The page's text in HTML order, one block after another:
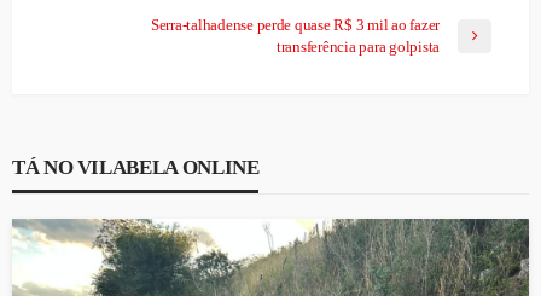
Serra-talhadense perde quase R$ 3 mil ao fazer
transferência para golpista
TÁ NO VILABELA ONLINE